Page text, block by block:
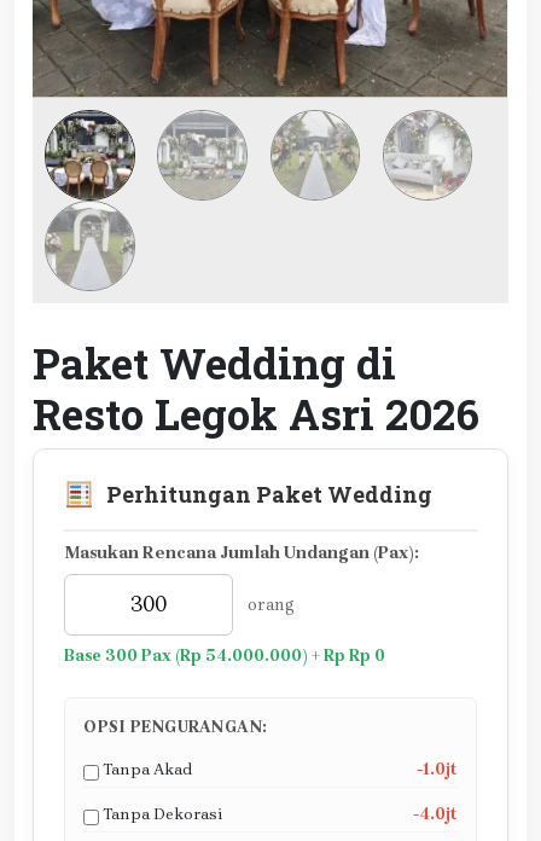
Paket Wedding di
Resto Legok Asri 2026
Perhitungan Paket Wedding
Masukan Rencana Jumlah Undangan (Pax):
orang
Base 300 Pax (Rp 54.000.000) + Rp Rp 0
OPSI PENGURANGAN:
Tanpa Akad -1.0jt
Tanpa Dekorasi -4.0jt